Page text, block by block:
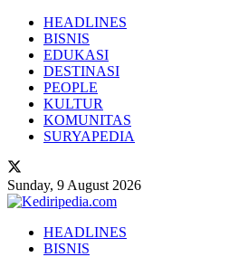
HEADLINES
BISNIS
EDUKASI
DESTINASI
PEOPLE
KULTUR
KOMUNITAS
SURYAPEDIA
Sunday, 9 August 2026
HEADLINES
BISNIS